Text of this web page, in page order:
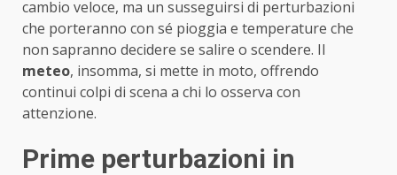
cambio veloce, ma un susseguirsi di perturbazioni
che porteranno con sé pioggia e temperature che
non sapranno decidere se salire o scendere. Il
meteo, insomma, si mette in moto, offrendo
continui colpi di scena a chi lo osserva con
attenzione.
Prime perturbazioni in